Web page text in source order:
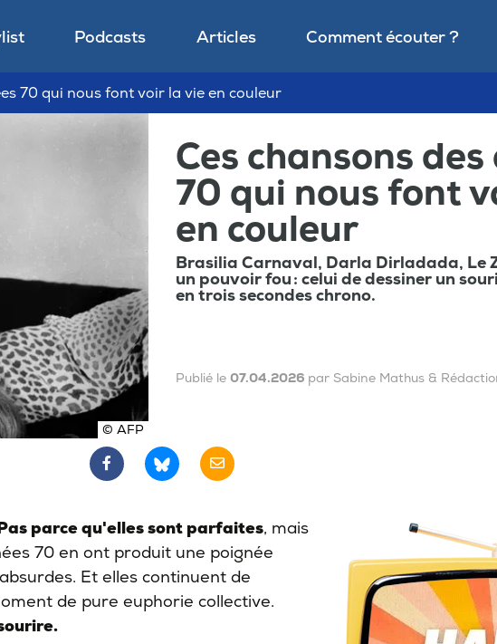
Podcasts Articles Comment écouter ?
70 qui nous font voir la vie en couleur
© AFP
Ces chansons
70 qui nous font
en couleur
Brasilia Carnaval, Darla Dirladada, Le
un pouvoir fou : celui de dessiner un
en trois secondes chrono.
Publié le 07.04.2026 par Sabine Mathus &
parce qu'elles sont parfaites, mais
70 en ont produit une poignée
Et elles continuent de
de pure euphorie collective.